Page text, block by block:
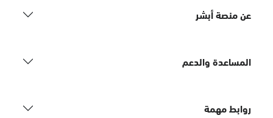
عن منصة أبشر
المساعدة والدعم
روابط مهمة